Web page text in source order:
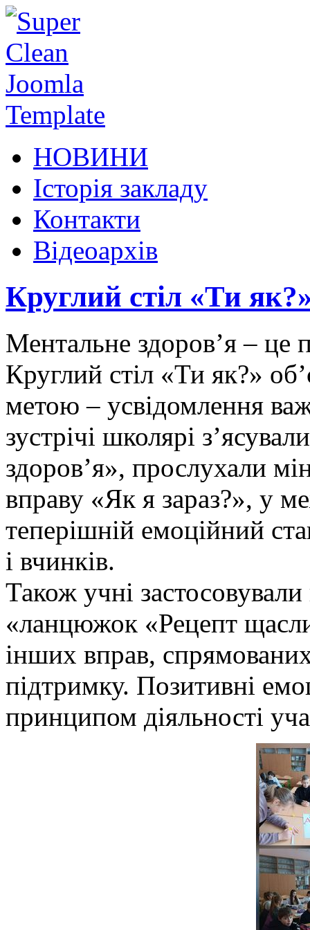
НОВИНИ
Історія закладу
Контакти
Відеоархів
Круглий стіл «Ти
Ментальне здоров’я – це
Круглий стіл «Ти як?»
метою – усвідомлення
зустрічі школярі
здоров’я», прослухали
вправу «Як я зараз?», у
теперішній емоційний
і вчинків.
Також учні
«ланцюжок «Рецепт
інших вправ,
підтримку. Позитивні
принципом діяльності